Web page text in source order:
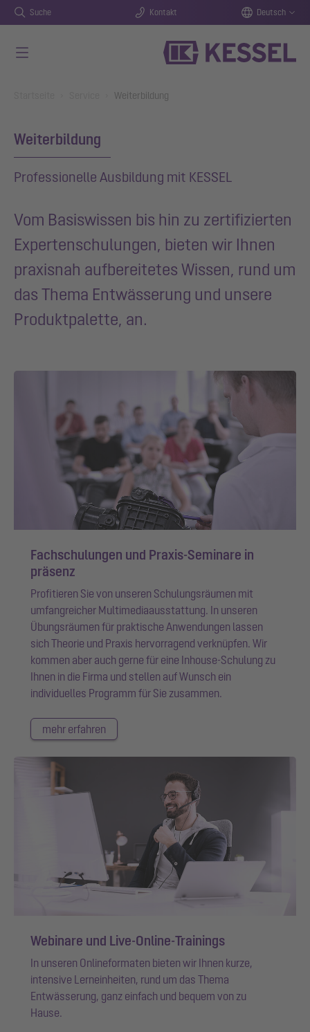
Suche Kontakt Deutsch
Weiterbildung
Weiterbildung
Professionelle Ausbildung mit KESSEL
Vom Basiswissen bis hin zu zertifizierten
Expertenschulungen, bieten wir Ihnen
praxisnah aufbereitetes Wissen, rund um
das Thema Entwässerung und unsere
Produktpalette, an.
Fachschulungen und Praxis-Seminare in
präsenz
Profitieren Sie von unseren Schulungsräumen mit
umfangreicher Multimediaausstattung. In unseren
Übungsräumen für praktische Anwendungen lassen
sich Theorie und Praxis hervorragend verknüpfen. Wir
kommen aber auch gerne für eine Inhouse-Schulung zu
Ihnen in die Firma und stellen auf Wunsch ein
individuelles Programm für Sie zusammen.
mehr erfahren
Webinare und Live-Online-Trainings
In unseren Onlineformaten bieten wir Ihnen kurze,
intensive Lerneinheiten, rund um das Thema
Entwässerung, ganz einfach und bequem von zu
Hause.